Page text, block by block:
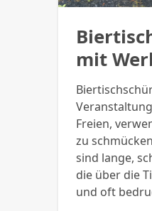
mit
Freien,
zu
sind lange,
die über die
und oft